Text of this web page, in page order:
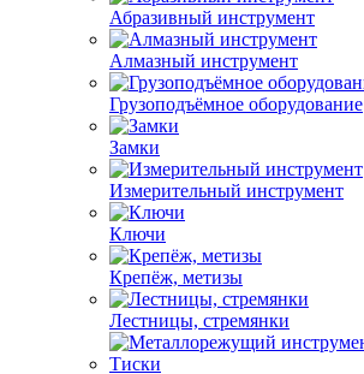
Абразивный инструмент
Алмазный инструмент
Грузоподъёмное оборудование
Замки
Измерительный инструмент
Ключи
Крепёж, метизы
Лестницы, стремянки